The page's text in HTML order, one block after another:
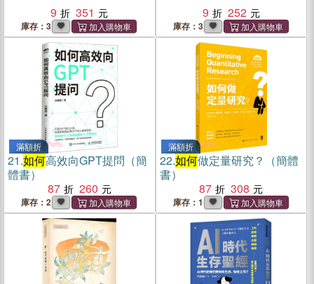
9 351
庫存：3
9 252
庫存：3
滿額折
21.如何高效向GPT提問（簡
體書）
87
260
庫存：2
滿額折
22.如何做定量研究？（簡體
書）
87
308
庫存：1